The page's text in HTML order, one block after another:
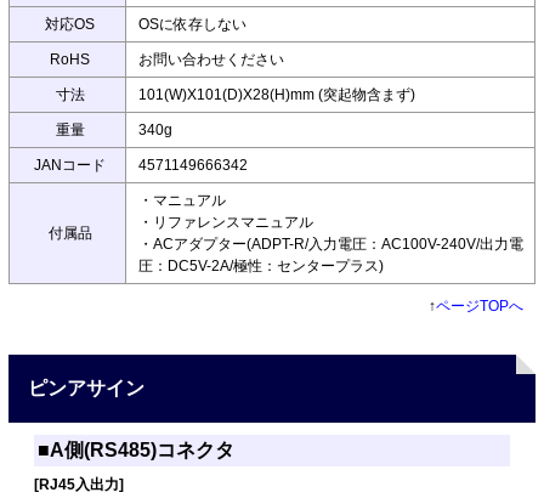
対応OS OSに依存しない
RoHS お問い合わせください
寸法 101(W)X101(D)X28(H)mm (突起物含まず)
重量 340g
JANコード 4571149666342
付属品
・マニュアル
・リファレンスマニュアル
・ACアダプター(ADPT-R/入力電圧：AC100V-240V/出力電
圧：DC5V-2A/極性：センタープラス)
↑ページTOPへ
ピンアサイン
■A側(RS485)コネクタ
[RJ45入出力]